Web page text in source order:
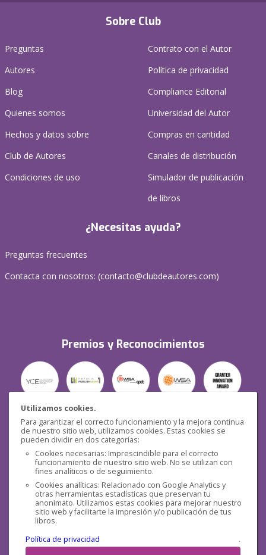
Utilizamos cookies.
Para garantizar el correcto funcionamiento y la mejora continua
de nuestro sitio web, utilizamos cookies. Estas cookies se
pueden dividir en dos categorías:
Cookies necesarias: Imprescindible para el correcto
funcionamiento de nuestro sitio web. No se utilizan con
fines analíticos o de seguimiento.
Cookies analíticas: Relacionado con Google Analytics y
otras herramientas estadísticas que preservan tu
anonimato. Utilizamos estas cookies para mejorar nuestro
sitio web y facilitarte la impresión y/o publicación de tus
libros.
Política de privacidad
.
Sobre Club
Preguntas
Autores
Blog
Quienes somos
Hechos y datos sobre
Club de Autores
Condiciones de uso
Contrato con el Autor
Política de privacidad
Compliance Editorial
Universidad del Autor
Compras en cantidad
Canales de distribución
Simulador de publicación
de libros
¿Necesitas ayuda?
Preguntas frecuentes
Contacta con nosotros: (contacto@clubdeautores.com)
Premios y Reconocimientos
Seguridad
Redes sociales